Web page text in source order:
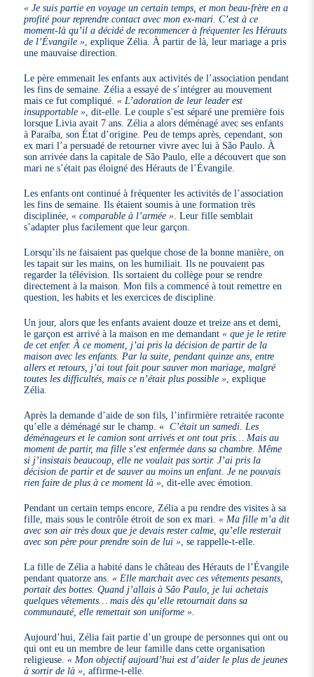
« Je suis partie en voyage un certain temps, et mon beau-frère en a
profité pour reprendre contact avec mon ex-mari. C’est à ce
moment-là qu’il a décidé de recommencer à fréquenter les Hérauts
de l’Évangile » , explique Zélia. À partir de là, leur mariage a pris
une mauvaise direction.
Le père emmenait les enfants aux activités de l’association pendant
les fins de semaine. Zélia a essayé de s’intégrer au mouvement
mais ce fut compliqué.« L’adoration de leur leader est
insupportable » , dit-elle. Le couple s’est séparé une première fois
lorsque Livia avait 7 ans. Zélia a alors déménagé avec ses enfants
à Paraíba, son État d’origine. Peu de temps après, cependant, son
ex mari l’a persuadé de retourner vivre avec lui à São Paulo. À
son arrivée dans la capitale de São Paulo, elle a découvert que son
mari ne s’était pas éloigné des Hérauts de l’Évangile.
Les enfants ont continué à fréquenter les activités de l’association
les fins de semaine. Ils étaient soumis à une formation très
disciplinée,« comparable à l’armée » . Leur fille semblait
s’adapter plus facilement que leur garçon.
Lorsqu’ils ne faisaient pas quelque chose de la bonne manière, on
les tapait sur les mains, on les humiliait. Ils ne pouvaient pas
regarder la télévision. Ils sortaient du collège pour se rendre
directement à la maison. Mon fils a commencé à tout remettre en
question, les habits et les exercices de discipline.
Un jour, alors que les enfants avaient douze et treize ans et demi,
le garçon est arrivé à la maison en me demandant« que je le retire
de cet enfer. À ce moment, j’ai pris la décision de partir de la
maison avec les enfants. Par la suite, pendant quinze ans, entre
allers et retours, j’ai tout fait pour sauver mon mariage, malgré
toutes les difficultés, mais ce n’était plus possible » , explique
Zélia.
Après la demande d’aide de son fils, l’infirmière retraitée raconte
qu’elle a déménagé sur le champ. « C’était un samedi. Les
déménageurs et le camion sont arrivés et ont tout pris… Mais au
moment de partir, ma fille s’est enfermée dans sa chambre. Même
si j’insistais beaucoup, elle ne voulait pas sortir. J’ai pris la
décision de partir et de sauver au moins un enfant. Je ne pouvais
rien faire de plus à ce moment là » , dit-elle avec émotion.
Pendant un certain temps encore, Zélia a pu rendre des visites à sa
fille, mais sous le contrôle étroit de son ex mari.« Ma fille m’a dit
avec son air très doux que je devais rester calme, qu’elle resterait
avec son père pour prendre soin de lui » , se rappelle-t-elle.
La fille de Zélia a habité dans le château des Hérauts de l’Évangile
pendant quatorze ans.« Elle marchait avec ces vêtements pesants,
portait des bottes. Quand j’allais à São Paulo, je lui achetais
quelques vêtements… mais dès qu’elle retournait dans sa
communauté, elle remettait son uniforme ».
Aujourd’hui, Zélia fait partie d’un groupe de personnes qui ont ou
qui ont eu un membre de leur famille dans cette organisation
religieuse.« Mon objectif aujourd’hui est d’aider le plus de jeunes
à sortir de là » , affirme-t-elle.